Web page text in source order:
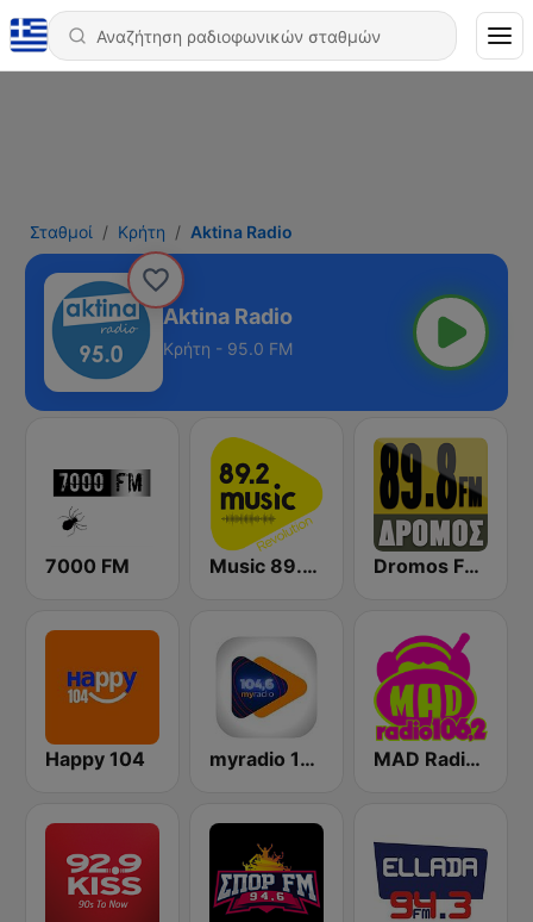
Σταθμοί Κρήτη Aktina Radio
Aktina Radio
Κρήτη - 95.0 FM
7000 FM Music 89.2 FM Dromos FM - ΔΡΟΜΟΣ 89.8
Happy 104 myradio 104.6 FM MAD Radio 106.2 FM